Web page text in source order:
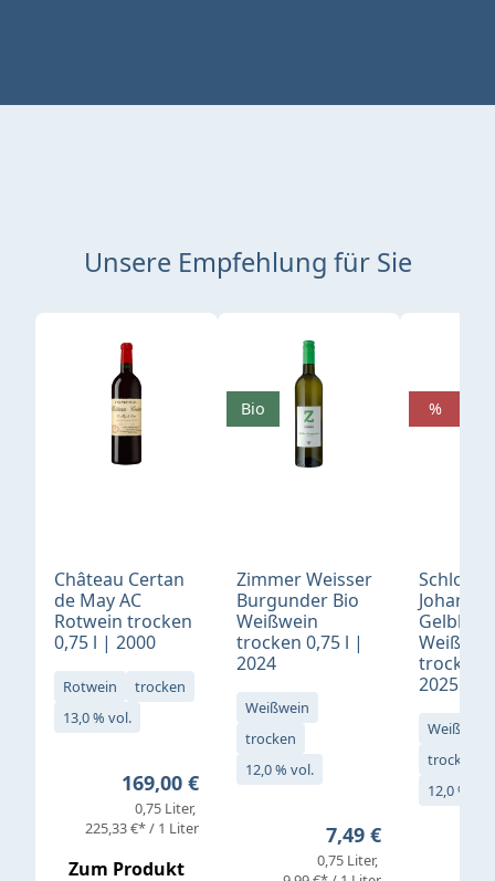
Unsere Empfehlung für Sie
Produktgalerie überspringen
Château Certan
de May AC
Rotwein trocken
0,75 l | 2000
Rotwein
trocken
13,0 % vol.
Regulärer Preis:
169,00 €
0,75 Liter
225,33 €* / 1 Liter
Zum Produkt
Zimmer Weisser
Burgunder Bio
Weißwein
trocken 0,75 l |
2024
Weißwein
trocken
12,0 % vol.
Regulärer Preis:
7,49 €
0,75 Liter
Bio
Schloß
Gelblack
trocken
2025
Weißwein
trocken
12,0 % vol.
%